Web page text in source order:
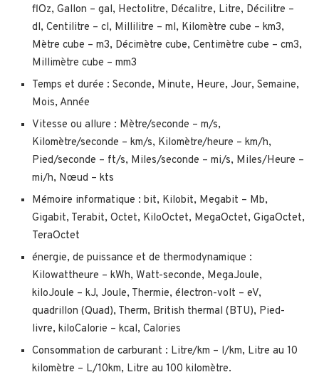
flOz, Gallon – gal, Hectolitre, Décalitre, Litre, Décilitre –
dl, Centilitre – cl, Millilitre – ml, Kilomètre cube – km3,
Mètre cube – m3, Décimètre cube, Centimètre cube – cm3,
Millimètre cube – mm3
Temps et durée : Seconde, Minute, Heure, Jour, Semaine,
Mois, Année
Vitesse ou allure : Mètre/seconde – m/s,
Kilomètre/seconde – km/s, Kilomètre/heure – km/h,
Pied/seconde – ft/s, Miles/seconde – mi/s, Miles/Heure –
mi/h, Nœud – kts
Mémoire informatique : bit, Kilobit, Megabit – Mb,
Gigabit, Terabit, Octet, KiloOctet, MegaOctet, GigaOctet,
TeraOctet
énergie, de puissance et de thermodynamique :
Kilowattheure – kWh, Watt-seconde, MegaJoule,
kiloJoule – kJ, Joule, Thermie, électron-volt – eV,
quadrillon (Quad), Therm, British thermal (BTU), Pied-
livre, kiloCalorie – kcal, Calories
Consommation de carburant : Litre/km – l/km, Litre au 10
kilomètre – L/10km, Litre au 100 kilomètre.